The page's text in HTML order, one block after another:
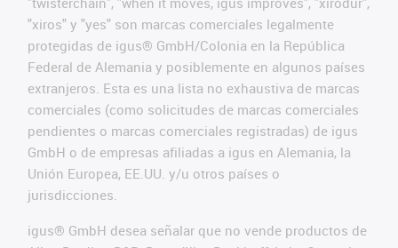
"xiros" y "yes" son marcas comerciales legalmente
protegidas de igus® GmbH/Colonia en la República
Federal de Alemania y posiblemente en algunos países
extranjeros. Esta es una lista no exhaustiva de marcas
comerciales (como solicitudes de marcas comerciales
pendientes o marcas comerciales registradas) de igus
GmbH o de empresas afiliadas a igus en Alemania, la
Unión Europea, EE.UU. y/u otros países o
jurisdicciones.
igus® GmbH desea señalar que no vende productos de